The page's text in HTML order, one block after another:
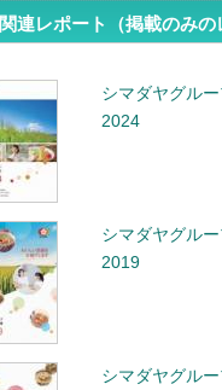
関連レポート（掲載のみ
シマダヤグル
2024
シマダヤグル
2019
シマダヤグル